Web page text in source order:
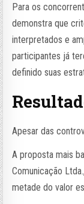
Para os
demonstra que
interpretados e
participantes já
definido suas
Apesar das
A proposta mais
Comunicação
metade do valor